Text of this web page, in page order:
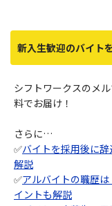
新入生歓迎のバイト
シフトワークスのメ
料でお届け！
さらに…
✅バイトを採用後に
解説
✅アルバイトの職歴
イントも解説